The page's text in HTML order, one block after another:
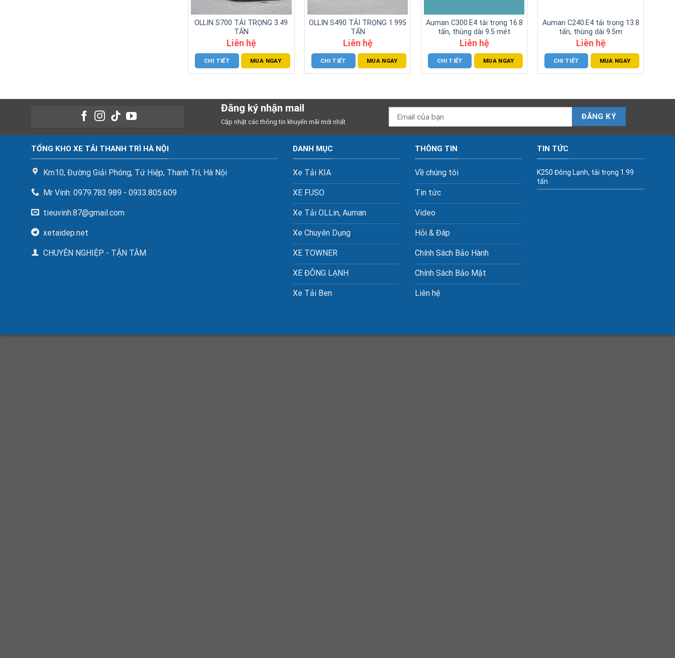
OLLIN S700 TẢI TRỌNG 3.49
TẤN
Liên hệ
MUA NGAY
OLLIN S490 TẢI TRỌNG 1.995
TẤN
Liên hệ
MUA NGAY
tấn, thùng dài 9.5 mét
Liên hệ
MUA NGAY
Liên hệ
MUA NGAY
Cập nhật các thông tin khuyến mãi mới nhất
Km10, Đường Giải Phóng, Tứ Hiệp, Thanh Trì, Hà Nội
Mr Vinh: 0979.783.989 - 0933.805.609
tieuvinh.87@gmail.com
xetaidep.net
CHUYÊN NGHIỆP - TẬN TÂM
Xe Tải KIA
XE FUSO
Xe Tải OLLin, Auman
Xe Chuyên Dụng
XE TOWNER
XE ĐÔNG LẠNH
Xe Tải Ben
Tin tức
Video
Hỏi & Đáp
Chính Sách Bảo Hành
Chính Sách Bảo Mật
Liên hệ